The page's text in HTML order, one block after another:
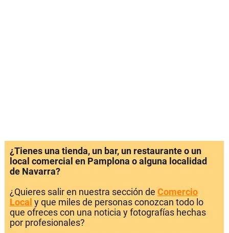
¿Tienes una tienda, un bar, un restaurante o un
local comercial en Pamplona o alguna localidad
de Navarra?
¿Quieres salir en nuestra sección de Comercio
Local y que miles de personas conozcan todo lo
que ofreces con una noticia y fotografías hechas
por profesionales?